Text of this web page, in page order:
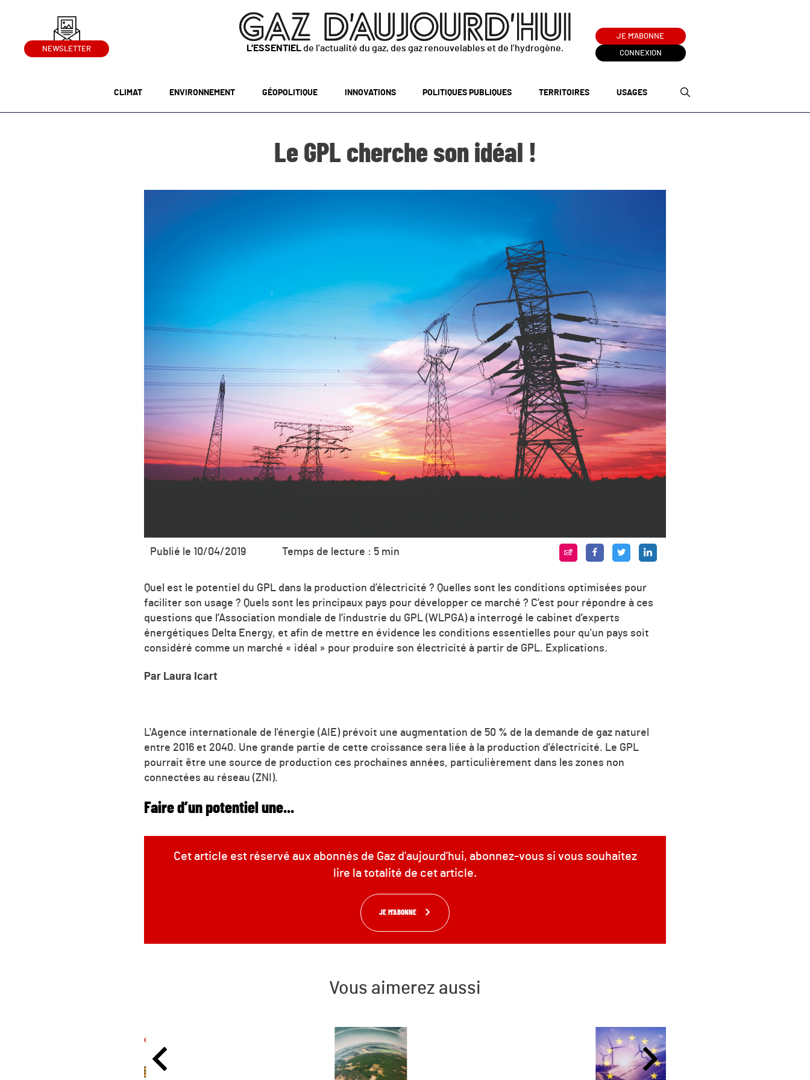
NEWSLETTER L’ESSENTIEL de l’actualité du gaz, des gaz renouvelables et de l’hydrogène.
JE M'ABONNE
CONNEXION
CLIMAT ENVIRONNEMENT GÉOPOLITIQUE INNOVATIONS POLITIQUES PUBLIQUES TERRITOIRES USAGES
Le GPL cherche son idéal !
Publié le 10/04/2019 Temps de lecture : 5 min
Quel est le potentiel du GPL dans la production d’électricité ? Quelles sont les conditions optimisées pour
faciliter son usage ? Quels sont les principaux pays pour développer ce marché ? C’est pour répondre à ces
questions que l’Association mondiale de l’industrie du GPL (WLPGA) a interrogé le cabinet d’experts
énergétiques Delta Energy, et afin de mettre en évidence les conditions essentielles pour qu'un pays soit
considéré comme un marché « idéal » pour produire son électricité à partir de GPL. Explications.
Par Laura Icart
L'Agence internationale de l'énergie (AIE) prévoit une augmentation de 50 % de la demande de gaz naturel
entre 2016 et 2040. Une grande partie de cette croissance sera liée à la production d’électricité. Le GPL
pourrait être une source de production ces prochaines années, particulièrement dans les zones non
connectées au réseau (ZNI).
Faire d’un potentiel une...
Cet article est réservé aux abonnés de Gaz d'aujourd'hui, abonnez-vous si vous souhaitez
lire la totalité de cet article.
JE M'ABONNE
Vous aimerez aussi